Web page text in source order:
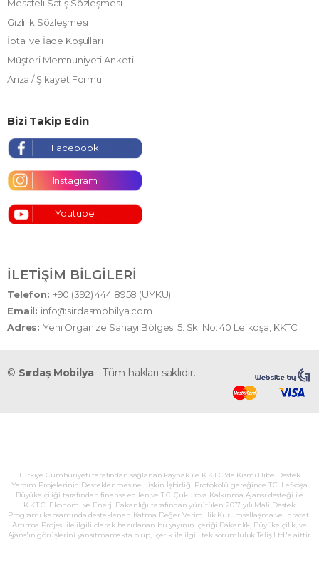
Mesafeli Satış Sözleşmesi
Gizlilik Sözleşmesi
İptal ve İade Koşulları
Müşteri Memnuniyeti Anketi
Arıza / Şikayet Formu
Bizi Takip Edin
Facebook
Instagram
Youtube
İLETIŞIM BILGILERI
Telefon: +90 (392) 444 8958 (UYKU)
Email: info@sirdasmobilya.com
Adres:Yeni Organize Sanayi Bölgesi 5. Sk. No: 40 Lefkoşa, KKTC
© Sırdaş Mobilya- Tüm hakları saklıdır.
Türkiye Cumhuriyeti tarafından sağlanan kaynak ile K.K.T.C.'de Kısmı Hibe Destek
Yardım Projelerinin Desteklenmesine İlişkin İşbirliği Protokolü gereğince T.C. Lefkoşa
Büyükelçiliği tarafından finanse edilen ve T.C. Çukurova Kalkınma Ajansı desteği ile
K.K.T.C. Ekonomi ve Enerji Bakanlığı tarafından yürütülen 2017 yılı Mali Destek
Programı kapsamında desteklenen Katma Değer Verimlilik Kurumsallaşma ve İhracatı
Artırma Projesi ile ilgili olarak hazırlanan bu yayının içeriği Bakanlık, Büyükelçilik, ve
Ajans'ın görüşlerini yansıtmamakta olup, içerik ile ilgili tek sorumluluk Teliş Ltd.'e aittir.